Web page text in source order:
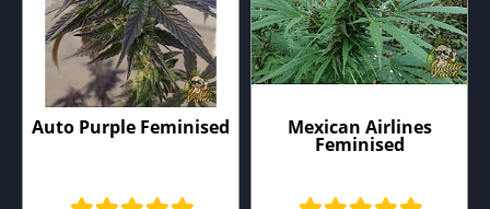
Auto Purple Feminised Mexican Airlines
Feminised